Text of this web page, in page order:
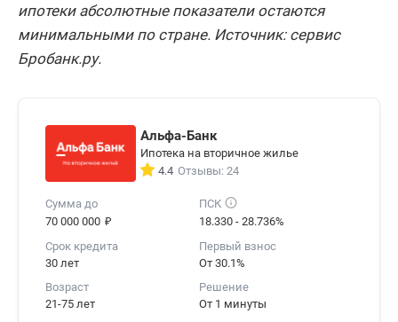
Ростовская
область
2 266
Челябинская
Красноярский
1 841
Пермский край 1 834
Ханты-
автономный
округ - Югра
1 706
ипотеки абсолютные показатели остаются
минимальными по стране. Источник: сервис
Бробанк.ру.
Альфа-Банк
Ипотека на вторичное жилье
4.4 Отзывы: 24
Сумма до
70 000 000 ₽
ПСК
18.330 - 28.736%
Срок кредита
30 лет
Первый взнос
От 30.1%
Возраст
21-75 лет
Решение
От 1 минуты